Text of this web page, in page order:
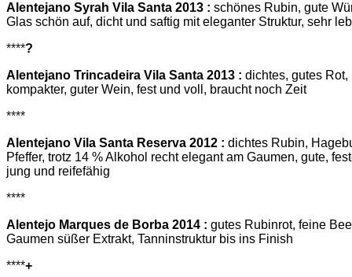
Alentejano Syrah Vila Santa 2013 : schönes Rubin, gute
Glas schön auf, dicht und saftig mit eleganter Struktur, sehr
****?
Alentejano Trincadeira Vila Santa 2013 : dichtes, gutes
kompakter, guter Wein, fest und voll, braucht noch Zeit
****
Alentejano Vila Santa Reserva 2012 : dichtes Rubin,
Pfeffer, trotz 14 % Alkohol recht elegant am Gaumen, gute,
jung und reifefähig
****
Alentejo Marques de Borba 2014 : gutes Rubinrot, feine
Gaumen süßer Extrakt, Tanninstruktur bis ins Finish
****+